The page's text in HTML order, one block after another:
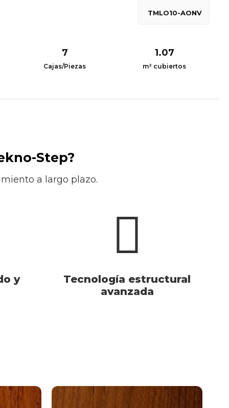
TMLO10-AONV
7
Cajas/Piezas
1.07
m² cubiertos
Step?
a largo plazo.
y
Tecnología estructural
avanzada